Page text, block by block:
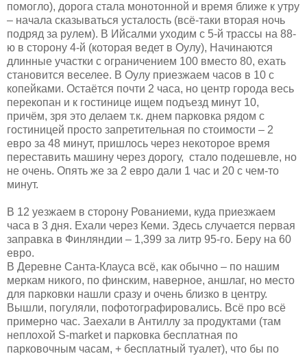
помогло), дорога стала монотонной и время ближе к утру
– начала сказываться усталость (всё-таки вторая ночь
подряд за рулем). В Ийсалми уходим с 5-й трассы на 88-
ю в сторону 4-й (которая ведет в Оулу), Начинаются
длинные участки с ограничением 100 вместо 80, ехать
становится веселее. В Оулу приезжаем часов в 10 с
копейками. Остаётся почти 2 часа, но центр города весь
перекопан и к гостинице ищем подъезд минут 10,
причём, зря это делаем т.к. днем парковка рядом с
гостиницей просто запретительная по стоимости – 2
евро за 48 минут, пришлось через некоторое время
переставить машину через дорогу, стало подешевле, но
не очень. Опять же за 2 евро дали 1 час и 20 с чем-то
минут.
В 12 уезжаем в сторону Рованиеми, куда приезжаем
часа в 3 дня. Ехали через Кеми. Здесь случается первая
заправка в Финляндии – 1,399 за литр 95-го. Беру на 60
евро.
В Деревне Санта-Клауса всё, как обычно – по нашим
меркам никого, по финским, наверное, аншлаг, но место
для парковки нашли сразу и очень близко в центру.
Вышли, погуляли, пофотографировались. Всё про всё
примерно час. Заехали в Антиллу за продуктами (там
неплохой S-market и парковка бесплатная по
парковочным часам, + бесплатный туалет), что бы по